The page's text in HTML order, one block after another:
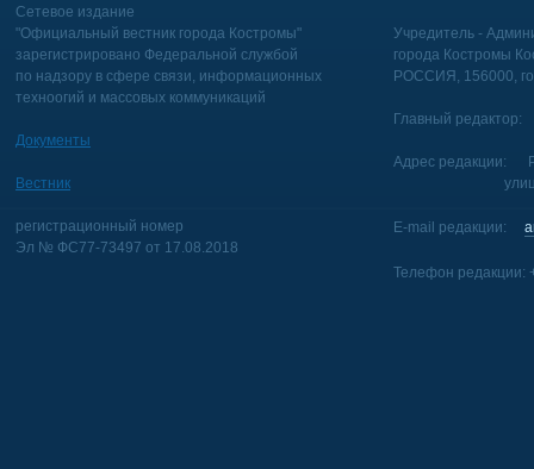
Сетевое издание
"Официальный вестник города Костромы"
зарегистрировано Федеральной службой
по надзору в сфере связи, информационных
техноогий и массовых коммуникаций
Документы
Вестник
регистрационный номер
Эл № ФС77-73497 от 17.08.2018
Учредитель -
города Костромы
РОССИЯ, 156000,
Главный редактор:
Адрес редакции:
улица
E-mail редакции:
Телефон редакции: